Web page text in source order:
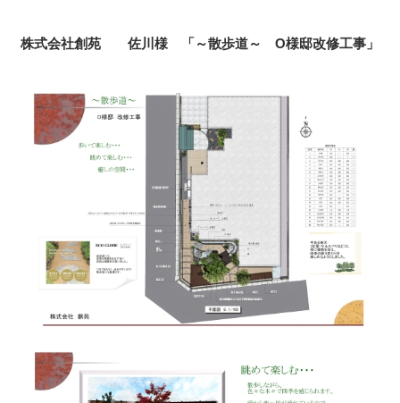
株式会社創苑 佐川様 「～散歩道～ O様邸改修工事」